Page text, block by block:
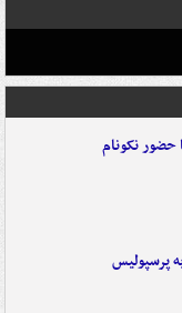
حضور نکونام
پرسپولیس